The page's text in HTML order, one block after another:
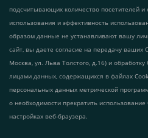
подсчитывающих количество посетителей
использования и эффективность
образом данные не устанавливают вашу
сайт, вы даете согласие на передачу ваших
Москва, ул. Льва Толстого, д.16) и
лицами данных, содержащихся в файлах
персональных данных метрической
о необходимости прекратить
настройках веб-браузера.